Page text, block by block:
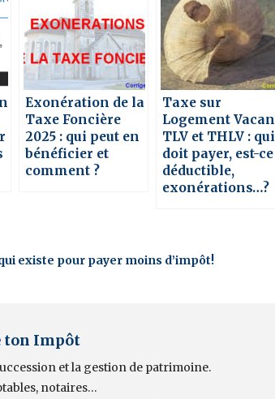
Exonération de la
Taxe Foncière
2025 : qui peut en
bénéficier et
comment ?
Taxe sur
Logement
TLV et THLV : qui
doit payer, est-ce
déductible,
exonérations…?
existe pour payer moins d’impôt!
ton Impôt
et la gestion de patrimoine.
notaires…